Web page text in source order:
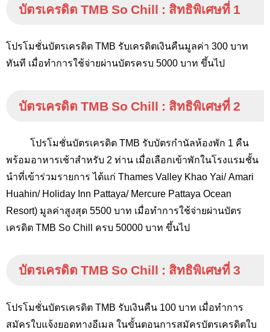
บัตรเครดิต TMB So Chill : สิทธิพิเศษที่ 1
โปรโมชั่นบัตรเครดิต TMB รับเครดิตเงินคืนมูลค่า 300 บาท
ทันที เมื่อทำการใช้จ่ายผ่านบัตรครบ 5000 บาท ขึ้นไป
บัตรเครดิต TMB So Chill : สิทธิพิเศษที่ 2
โปรโมชั่นบัตรเครดิต TMB รับบัตรกำนัลห้องพัก 1 คืน
พร้อมอาหารเช้าสำหรับ 2 ท่าน เมื่อเลือกเข้าพักในโรงแรมชั้น
นำที่เข้าร่วมรายการ ได้แก่ Thames Valley Khao Yai/ Amari
Huahin/ Holiday Inn Pattaya/ Mercure Pattaya Ocean
Resort) มูลค่าสูงสุด 5500 บาท เมื่อทำการใช้จ่ายผ่านบัตร
เครดิต TMB So Chill ครบ 50000 บาท ขึ้นไป
บัตรเครดิต TMB So Chill : สิทธิพิเศษที่ 3
โปรโมชั่นบัตรเครดิต TMB รับเงินคืน 100 บาท เมื่อทำการ
สมัครใบแจ้งยอดทางอีเมล ในขั้นตอนการสมัครบัตรเครดิตใบ